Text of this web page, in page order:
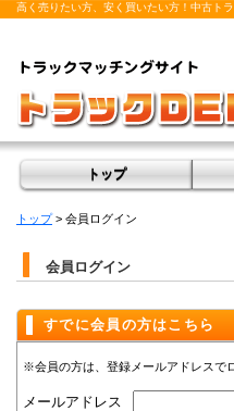
高く売りたい方、安く買いたい方！中古ト
トップ
トップ> 会員ログイン
会員ログイン
すでに会員の方はこちら
※会員の方は、登録メールアドレスで
メールアドレス